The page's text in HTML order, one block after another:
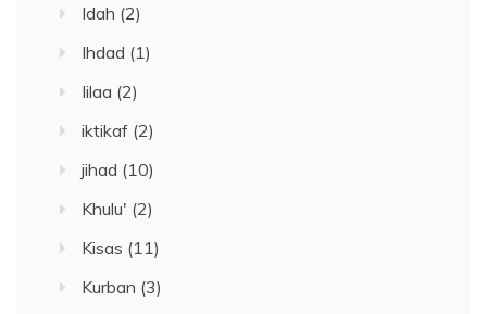
Idah (2)
Ihdad (1)
Iilaa (2)
iktikaf (2)
jihad (10)
Khulu' (2)
Kisas (11)
Kurban (3)